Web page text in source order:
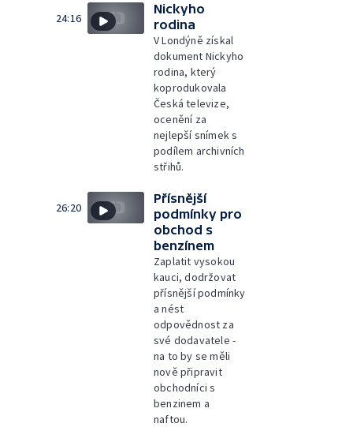
24:16
Nickyho
rodina
V Londýně získal
dokument Nickyho
rodina, který
koprodukovala
Česká televize,
ocenění za
nejlepší snímek s
podílem archivních
střihů.
26:20
Přísnější
podmínky pro
obchod s
benzínem
Zaplatit vysokou
kauci, dodržovat
přísnější podmínky
a nést
odpovědnost za
své dodavatele -
na to by se měli
nově připravit
obchodníci s
benzinem a
naftou.